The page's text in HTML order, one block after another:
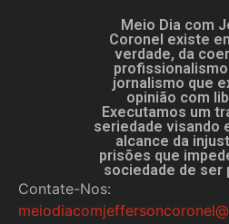
Meio Dia com
Coronel existe
verdade, da
jornalismo que
opinião com
Executamos um
seriedade visando
alcance da
prisões que
sociedade de ser
Contate-Nos: